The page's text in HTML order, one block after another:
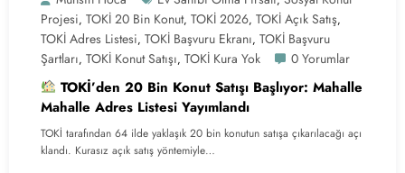
Projesi, TOKİ 20 Bin Konut, TOKİ 2026, TOKİ Açık Satış,
TOKİ Adres Listesi, TOKİ Başvuru Ekranı, TOKİ Başvuru
Şartları, TOKİ Konut Satışı, TOKİ Kura Yok 0 Yorumlar
TOKİ’den 20 Bin Konut Satışı Başlıyor: Mahalle
Mahalle Adres Listesi Yayımlandı
TOKİ tarafından 64 ilde yaklaşık 20 bin konutun satışa çıkarılacağı açı
klandı. Kurasız açık satış yöntemiyle…